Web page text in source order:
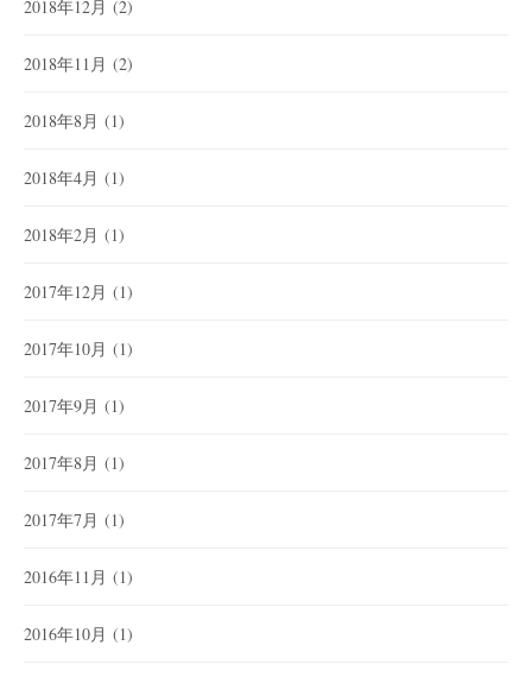
2018年12月 (2)
2018年11月 (2)
2018年8月 (1)
2018年4月 (1)
2018年2月 (1)
2017年12月 (1)
2017年10月 (1)
2017年9月 (1)
2017年8月 (1)
2017年7月 (1)
2016年11月 (1)
2016年10月 (1)